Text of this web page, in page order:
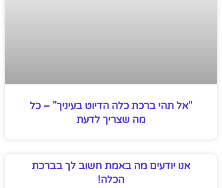
"אל תהי ברכת כלה הדיוט בעיניך" – כל
מה שצריך לדעת
אנו יודעים מה באמת חשוב לך בברכת
הכלה!